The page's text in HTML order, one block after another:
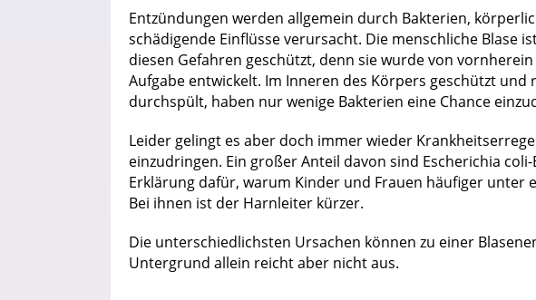
Entzündungen werden allgemein durch Bakterien,
schädigende Einflüsse verursacht. Die menschliche Blase
diesen Gefahren geschützt, denn sie wurde von
Aufgabe entwickelt. Im Inneren des Körpers geschützt und
durchspült, haben nur wenige Bakterien eine Chance
Leider gelingt es aber doch immer wieder
einzudringen. Ein großer Anteil davon sind Escherichia
Erklärung dafür, warum Kinder und Frauen häufiger unter
Bei ihnen ist der Harnleiter kürzer.
Die unterschiedlichsten Ursachen können zu einer
Untergrund allein reicht aber nicht aus.